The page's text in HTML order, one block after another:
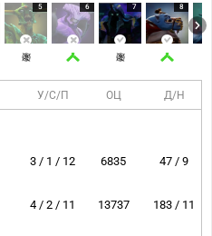
5 6 7 8
У/С/П ОЦ Д/Н
3 / 1 / 12 6835 47 / 9
4 / 2 / 11 13737 183 / 11